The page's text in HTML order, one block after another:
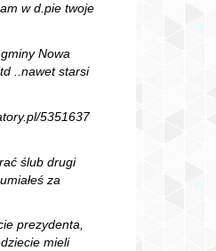
w d.pie twoje
Nowa
..nawet starsi
5351637
ślub drugi
za
prezydenta,
mieli